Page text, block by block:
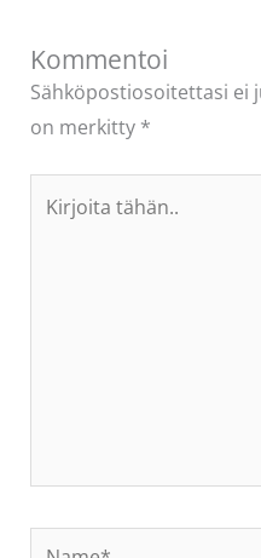
Kommentoi
Sähköpostiosoitettasi ei
on merkitty *
tähän..
Name*